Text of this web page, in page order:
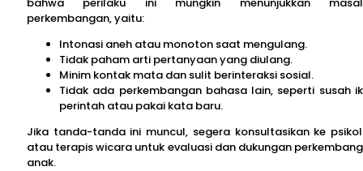
bahwa perilaku ini mungkin menunjukkan
perkembangan, yaitu:
Intonasi aneh atau monoton saat mengulang.
Tidak paham arti pertanyaan yang diulang.
Minim kontak mata dan sulit berinteraksi sosial.
Tidak ada perkembangan bahasa lain, seperti susah
perintah atau pakai kata baru.
Jika tanda-tanda ini muncul, segera konsultasikan ke
atau terapis wicara untuk evaluasi dan dukungan
anak.